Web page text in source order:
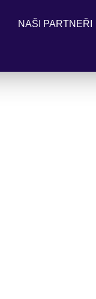
NAŠI PARTNEŘI